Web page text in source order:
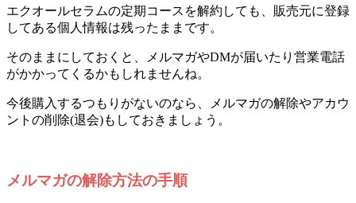
エクオールセラムの定期コースを解約しても、販売元に登録
してある個人情報は残ったままです。
そのままにしておくと、メルマガやDMが届いたり営業電話
がかかってくるかもしれませんね。
今後購入するつもりがないのなら、メルマガの解除やアカウ
ントの削除(退会)もしておきましょう。
メルマガの解除方法の手順